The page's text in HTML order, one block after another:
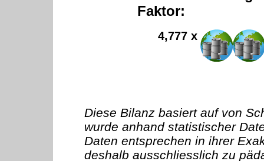
Faktor:
4,777 x
Diese Bilanz basiert auf von
wurde anhand statistischer
Daten entsprechen in ihrer
deshalb ausschliesslich zu